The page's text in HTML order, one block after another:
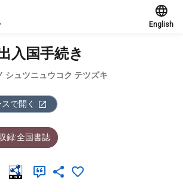
English
入国手続き
シュツニュウコク テツズキ
で開く
録:全国書誌